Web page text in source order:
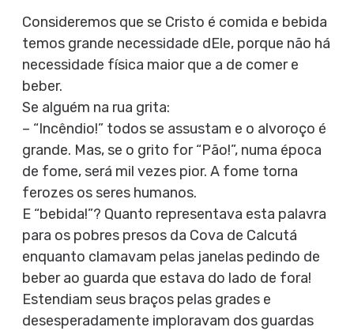
Consideremos que se Cristo é comida e bebida
temos grande necessidade dEle, porque não há
necessidade física maior que a de comer e
beber.
Se alguém na rua grita:
– “Incêndio!” todos se assustam e o alvoroço é
grande. Mas, se o grito for “Pão!”, numa época
de fome, será mil vezes pior. A fome torna
ferozes os seres humanos.
E “bebida!”? Quanto representava esta palavra
para os pobres presos da Cova de Calcutá
enquanto clamavam pelas janelas pedindo de
beber ao guarda que estava do lado de fora!
Estendiam seus braços pelas grades e
desesperadamente imploravam dos guardas